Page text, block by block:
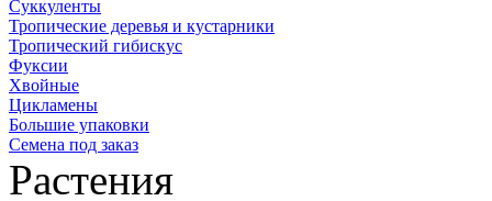
Суккуленты
Тропические деревья и кустарники
Тропический гибискус
Фуксии
Хвойные
Цикламены
Большие упаковки
Семена под заказ
Растения